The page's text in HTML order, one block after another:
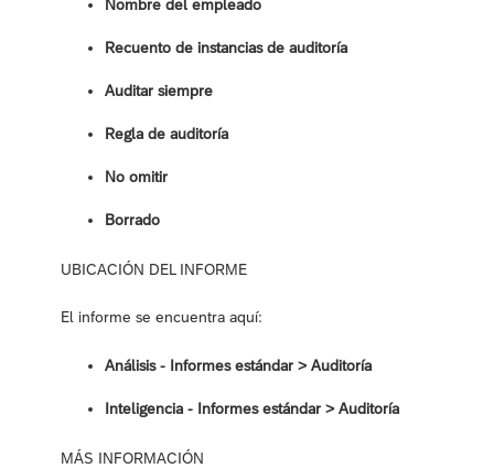
Nombre del empleado
Recuento de instancias de auditoría
Auditar siempre
Regla de auditoría
No omitir
Borrado
UBICACIÓN DEL INFORME
El informe se encuentra aquí:
Análisis - Informes estándar > Auditoría
Inteligencia - Informes estándar ‎> Auditoría
MÁS INFORMACIÓN